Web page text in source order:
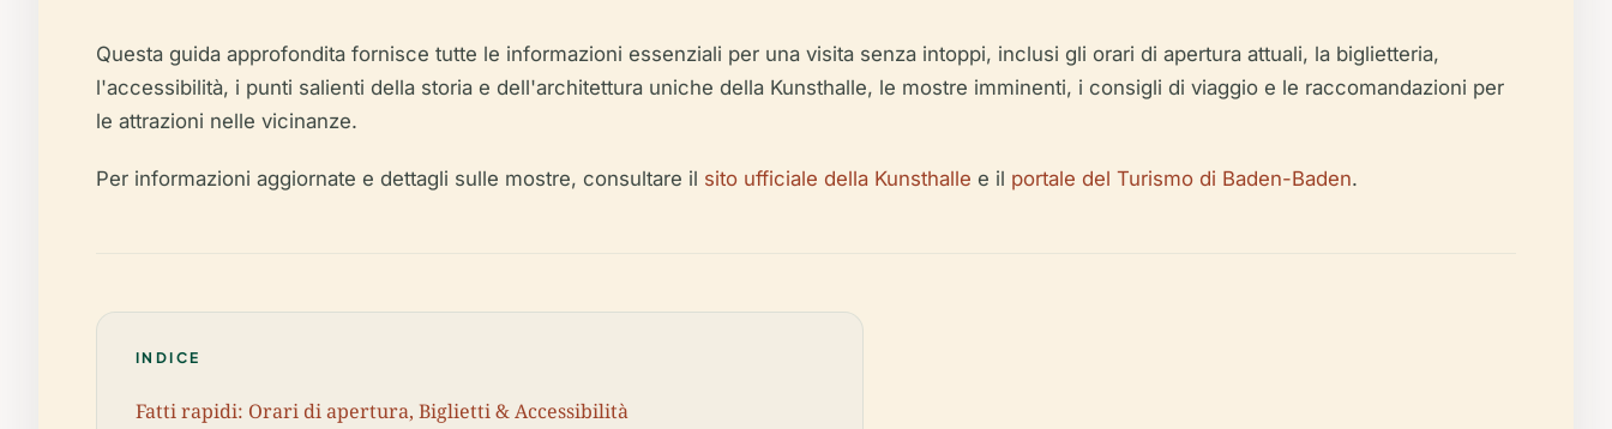
Questa guida approfondita fornisce tutte le informazioni essenziali per una visita senza intoppi, inclusi gli orari di apertura attuali, la biglietteria,
l'accessibilità, i punti salienti della storia e dell'architettura uniche della Kunsthalle, le mostre imminenti, i consigli di viaggio e le raccomandazioni per
le attrazioni nelle vicinanze.
Per informazioni aggiornate e dettagli sulle mostre, consultare il sito ufficiale della Kunsthalle e il portale del Turismo di Baden-Baden.
INDICE
Fatti rapidi: Orari di apertura, Biglietti & Accessibilità